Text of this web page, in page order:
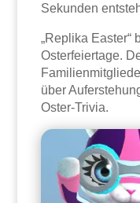
Sekunden
„Replika Easter“
Osterfeiertage.
über
Oster-Trivia.